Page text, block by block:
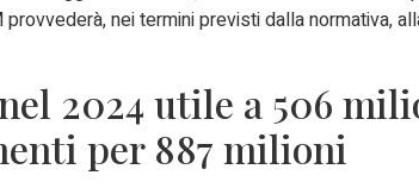
nei termini previsti dalla normativa,
2024 utile a 506
per 887 milioni